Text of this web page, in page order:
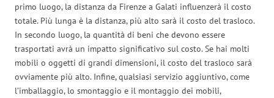
primo luogo, la distanza da Firenze a Galati influenzerà il costo
totale. Più lunga è la distanza, più alto sarà il costo del trasloco.
In secondo luogo, la quantità di beni che devono essere
trasportati avrà un impatto significativo sul costo. Se hai molti
mobili o oggetti di grandi dimensioni, il costo del trasloco sarà
ovviamente più alto. Infine, qualsiasi servizio aggiuntivo, come
l’imballaggio, lo smontaggio e il montaggio dei mobili,